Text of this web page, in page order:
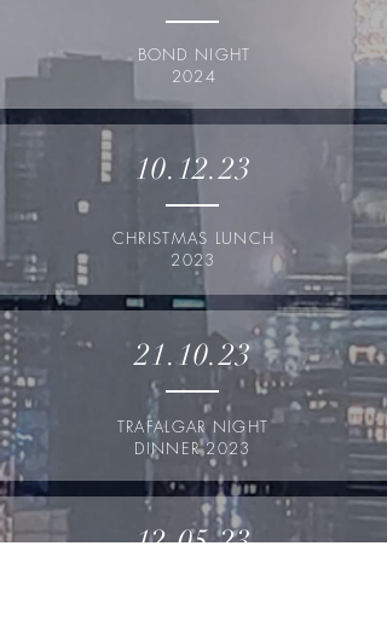
BOND NIGHT
2024
10.12.23
CHRISTMAS LUNCH
2023
21.10.23
TRAFALGAR NIGHT
DINNER 2023
12.05.23